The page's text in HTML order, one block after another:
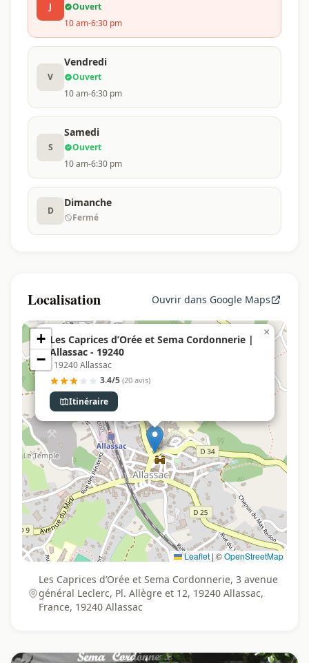
J
Ouvert
10 am-6:30 pm
V
Vendredi
Ouvert
10 am-6:30 pm
S
Samedi
Ouvert
10 am-6:30 pm
D
Dimanche
Fermé
Localisation Ouvrir dans Google Maps
Les Caprices d’Orée et Sema Cordonnerie |
Allassac - 19240
, 19240 Allassac
3.4/5 (20 avis)
Itinéraire
×
+
−
Leaflet |©OpenStreetMap
Les Caprices d’Orée et Sema Cordonnerie, 3 avenue
général Leclerc, Pl. Allègre et 12, 19240 Allassac,
France, 19240 Allassac